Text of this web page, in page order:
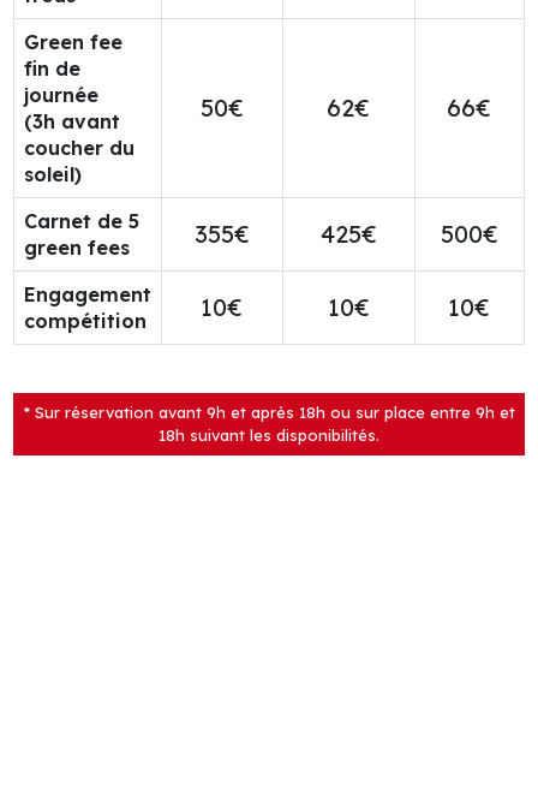
Green fee
fin de
journée
(3h avant
coucher du
soleil)
50€ 62€ 66€
Carnet de 5
green fees
355€ 425€ 500€
Engagement
compétition
10€ 10€ 10€
* Sur réservation avant 9h et après 18h ou sur place entre 9h et
18h suivant les disponibilités.